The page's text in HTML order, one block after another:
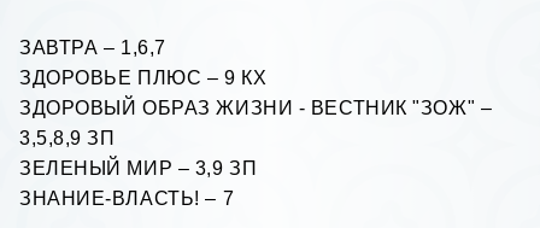
ЗАВТРА – 1,6,7
ЗДОРОВЬЕ ПЛЮС – 9 КХ
ЗДОРОВЫЙ ОБРАЗ ЖИЗНИ - ВЕСТНИК "ЗОЖ" –
3,5,8,9 ЗП
ЗЕЛЕНЫЙ МИР – 3,9 ЗП
ЗНАНИЕ-ВЛАСТЬ! – 7